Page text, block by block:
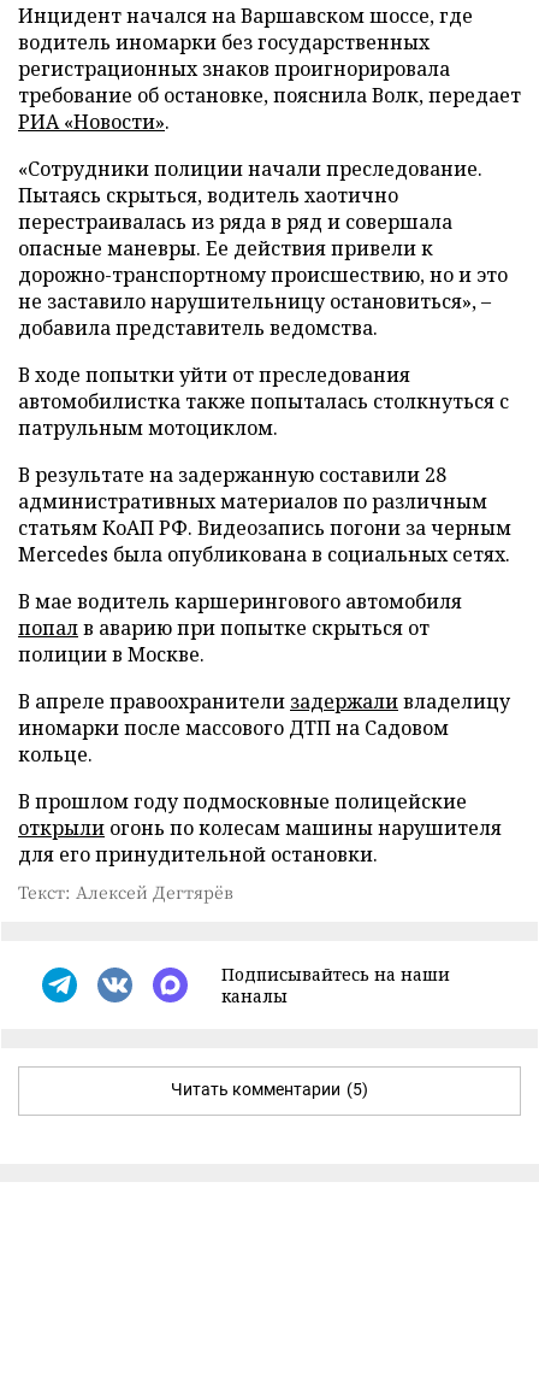
Инцидент начался на Варшавском шоссе, где
водитель иномарки без государственных
регистрационных знаков проигнорировала
требование об остановке, пояснила Волк, передает
РИА «Новости».
«Сотрудники полиции начали преследование.
Пытаясь скрыться, водитель хаотично
перестраивалась из ряда в ряд и совершала
опасные маневры. Ее действия привели к
дорожно-транспортному происшествию, но и это
не заставило нарушительницу остановиться», –
добавила представитель ведомства.
В ходе попытки уйти от преследования
автомобилистка также попыталась столкнуться с
патрульным мотоциклом.
В результате на задержанную составили 28
административных материалов по различным
статьям КоАП РФ. Видеозапись погони за черным
Mercedes была опубликована в социальных сетях.
В мае водитель каршерингового автомобиля
попалв аварию при попытке скрыться от
полиции в Москве.
В апреле правоохранители задержаливладелицу
иномарки после массового ДТП на Садовом
кольце.
В прошлом году подмосковные полицейские
открыли огонь по колесам машины нарушителя
для его принудительной остановки.
Текст: Алексей Дегтярёв
Подписывайтесь на наши
каналы
Читать комментарии (5)